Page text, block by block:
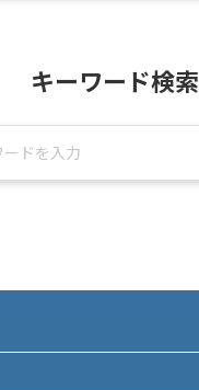
キーワード検索